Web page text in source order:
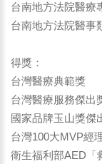
台南地方法院醫療
台南地方法院醫事
得獎：
台灣醫療典範獎
台灣醫療服務傑出
國家品牌玉山獎傑
台灣100大MVP經
衛生福利部AED「